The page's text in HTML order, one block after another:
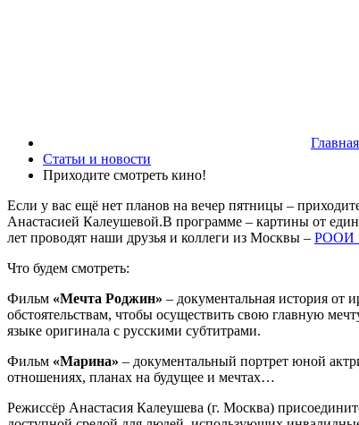
Главная
Статьи и новости
Приходите смотреть кино!
Если у вас ещё нет планов на вечер пятницы –
Анастасией Калеушевой.В программе – картины от
лет проводят наши друзья и коллеги из Москвы – РООИ
Что будем смотреть:
Фильм «Мечта Роджин» – документальная история от
обстоятельствам, чтобы осуществить свою главную
языке оригинала с русскими субтитрами.
Фильм «Марина» – документальный портрет юной
отношениях, планах на будущее и мечтах…
Режиссёр Анастасия Калеушева (г. Москва)